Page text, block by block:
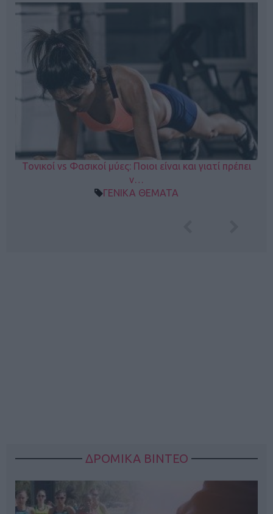
Τονικοί vs Φασικοί μύες: Ποιοι είναι και γιατί πρέπει
ν…
ΓΕΝΙΚΑ ΘΕΜΑΤΑ
ΔΡΟΜΙΚΑ ΒΙΝΤΕΟ